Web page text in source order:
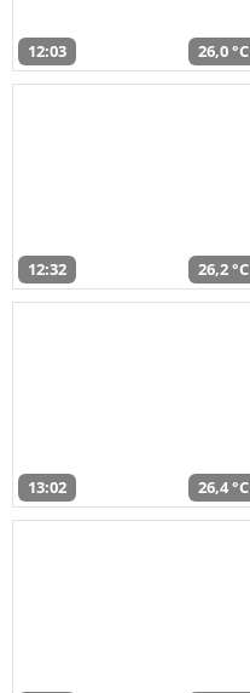
12:03 26,0 °C
12:32 26,2 °C
13:02 26,4 °C